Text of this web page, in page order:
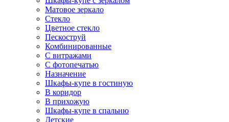
Матовое зеркало
Стекло
Цветное стекло
Пескоструй
Комбинированные
С витражами
С фотопечатью
Назначение
Шкафы-купе в гостиную
В коридор
В прихожую
Шкафы-купе в спальню
Детские